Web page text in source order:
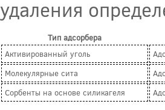
удаления
Тип адсорбера
Активированный уголь
Молекулярные сита
Сорбенты на основе силикагеля